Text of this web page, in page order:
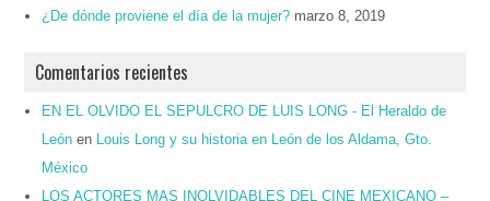
¿De dónde proviene el día de la mujer? marzo 8, 2019
Comentarios recientes
EN EL OLVIDO EL SEPULCRO DE LUIS LONG - El Heraldo de
León en
Louis Long y su historia en León de los Aldama, Gto.
México
LOS ACTORES MAS INOLVIDABLES DEL CINE MEXICANO –